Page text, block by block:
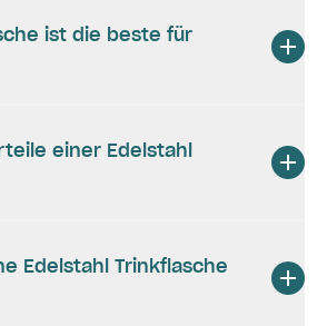
ist die beste für
einer Edelstahl
Edelstahl Trinkflasche